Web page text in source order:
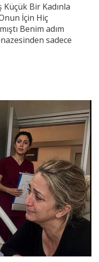
Bir Kadınla
İçin Hiç
Benim adım
sadece